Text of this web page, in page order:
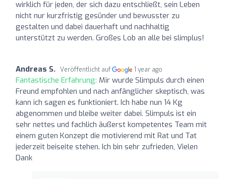
wirklich für jeden, der sich dazu entschließt, sein Leben
nicht nur kurzfristig gesünder und bewusster zu
gestalten und dabei dauerhaft und nachhaltig
unterstützt zu werden. Großes Lob an alle bei slimplus!
Andreas S. Veröffentlicht auf 1 year ago
Fantastische Erfahrung: Mir wurde Slimpuls durch einen
Freund empfohlen und nach anfänglicher skeptisch, was
kann ich sagen es funktioniert. Ich habe nun 14 Kg
abgenommen und bleibe weiter dabei. Slimpuls ist ein
sehr nettes und fachlich äußerst kompetentes Team mit
einem guten Konzept die motivierend mit Rat und Tat
jederzeit beiseite stehen. Ich bin sehr zufrieden, Vielen
Dank